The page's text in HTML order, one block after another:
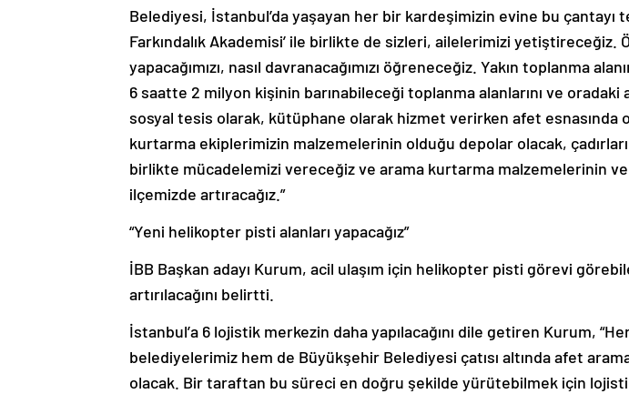
Belediyesi, İstanbul’da yaşayan her bir kardeşimizin evine bu çantayı
Farkındalık Akademisi’ ile birlikte de sizleri, ailelerimizi yetiştireceğiz.
yapacağımızı, nasıl davranacağımızı öğreneceğiz. Yakın toplanma
6 saatte 2 milyon kişinin barınabileceği toplanma alanlarını ve oradaki
sosyal tesis olarak, kütüphane olarak hizmet verirken afet esnasında
kurtarma ekiplerimizin malzemelerinin olduğu depolar olacak,
birlikte mücadelemizi vereceğiz ve arama kurtarma malzemelerinin ve
ilçemizde artıracağız.”
“Yeni helikopter pisti alanları yapacağız”
İBB Başkan adayı Kurum, acil ulaşım için helikopter pisti görevi
artırılacağını belirtti.
İstanbul’a 6 lojistik merkezin daha yapılacağını dile getiren Kurum,
belediyelerimiz hem de Büyükşehir Belediyesi çatısı altında afet
olacak. Bir taraftan bu süreci en doğru şekilde yürütebilmek için